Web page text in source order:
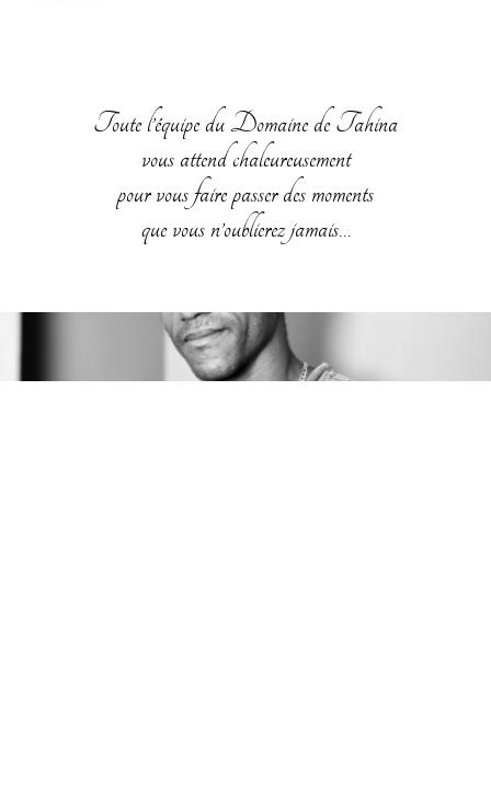
Toute l’équipe du Domaine de Tahina
vous attend chaleureusement
pour vous faire passer des moments
que vous n’oublierez jamais…